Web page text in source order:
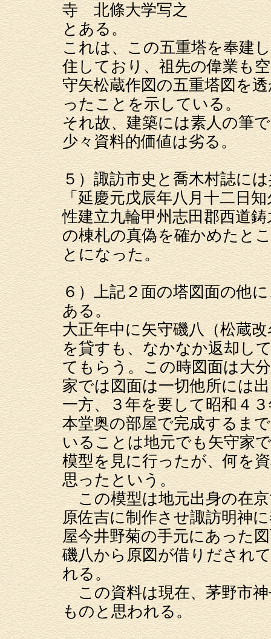
寺 北條大学写之
とある。
これは、この五重塔を奉建
住しており、祖先の偉業も
守矢松蔵作図の五重塔図を
ったことを示している。
それ故、建築には素人の筆
少々資料的価値は劣る。
５）諏訪市史と喬木村誌に
「延慶元戊辰年八月十二日
性建立九輪甲州志田郡西道
の棟札の真偽を確かめたと
とになった。
６）上記２面の塔図面の他
ある。
大正年中に矢守磯八（松蔵
を貸すも、なかなか返却し
てもらう。この時図面は大
家では図面は一切他所には
一方、３年を要して昭和４
本堂奥の部屋で完成するま
いることは地元でも矢守家
模型を見に行ったが、何を
思ったという。
この模型は地元出身の在京
原佐吉に制作させ諏訪明神
屋今井野菊の手元にあった
磯八から原図が借りだされ
れる。
この資料は現在、茅野市神
ものと思われる。